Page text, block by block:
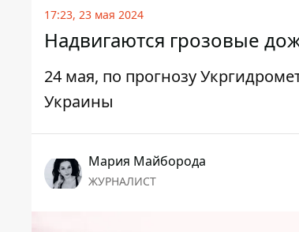
17:23, 23 мая 2024
Надвигаются грозовые
24 мая, по прогнозу
Украины
Мария Майборода
ЖУРНАЛИСТ